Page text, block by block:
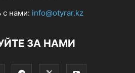
с нами: info@otyrar.kz
ЗА НАМИ